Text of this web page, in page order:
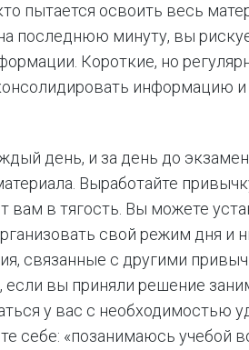
пытается освоить весь
последнюю минуту, вы
Короткие, но
информацию и
день, и за день до
Выработайте
вам в тягость. Вы можете
свой режим дня и
связанные с другими
вы приняли решение
у вас с необходимостью
себе: «позанимаюсь учебой